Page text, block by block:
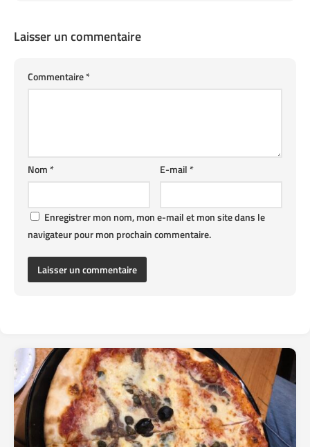
Laisser un commentaire
Commentaire*
E-mail*
Nom*
Enregistrer mon nom, mon e-mail et mon site dans le
navigateur pour mon prochain commentaire.